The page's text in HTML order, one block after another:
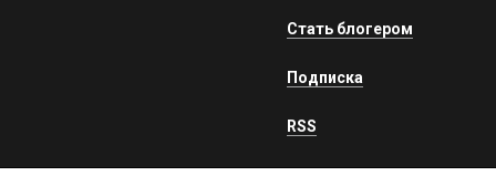
Стать блогером
Подписка
RSS